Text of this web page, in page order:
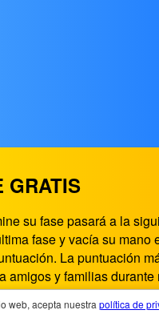
GRATIS
su fase pasará a la
fase y vacía su mano
La puntuación
y familias durante
de cartas para
de juegos en
web, acepta nuestra política de